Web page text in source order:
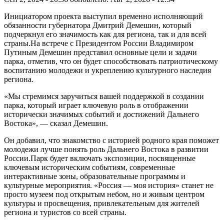
Инициатором проекта выступил временно исполняющий
обязанности губернатора Дмитрий Демешин, который
подчеркнул его значимость как для региона, так и для всей
страны.На встрече с Президентом России Владимиром
Путиным Демешин представил основные цели и задачи
парка, отметив, что он будет способствовать патриотическому
воспитанию молодежи и укреплению культурного наследия
региона.
«Мы стремимся заручиться вашей поддержкой в создании
парка, который играет ключевую роль в отображении
исторически значимых событий и достижений Дальнего
Востока», — сказал Демешин.
Он добавил, что знакомство с историей родного края поможет
молодежи лучше понять роль Дальнего Востока в развитии
России.Парк будет включать экспозиции, посвященные
ключевым историческим событиям, современные
интерактивные зоны, образовательные программы и
культурные мероприятия. «Россия — моя история» станет не
просто музеем под открытым небом, но и живым центром
культуры и просвещения, привлекательным для жителей
региона и туристов со всей страны.